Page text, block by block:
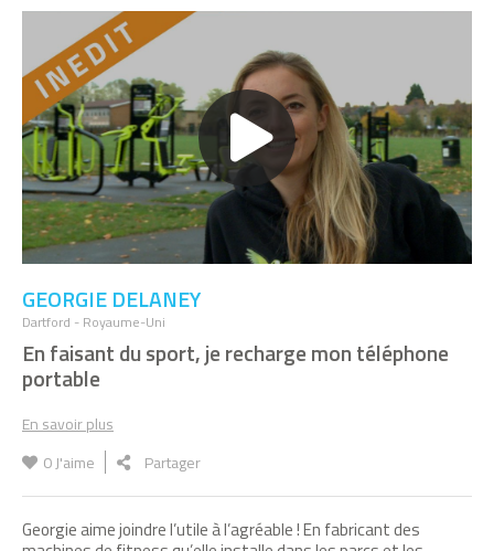
Jean-Daniel Muller . Co-créateur de Siel Bleu
GEORGIE DELANEY
Dartford - Royaume-Uni
En faisant du sport, je recharge mon téléphone
portable
En savoir plus
0J'aime Partager
Georgie aime joindre l’utile à l’agréable ! En fabricant des
DAVID EDWARDS
Je confectionne des aliments à emballage
comestible
MASARU EMOTO
L’eau parle à travers les cristaux que je
forme
JESÚS MANUEL ALDRETE
dégradables